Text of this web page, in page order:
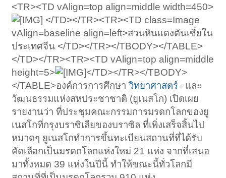
<TR><TD vAlign=top align=middle width=450>
</TD></TR><TR><TD class=Image
vAlign=baseline align=left>สวนหินแดงตันเซี๋ยใน
ประเทศจีน </TD></TR></TBODY></TABLE>
</TD></TR><TR><TD vAlign=top align=middle
height=5>
</TD></TR></TBODY>
</TABLE>องค์การการศึกษาวิทยาศาสตร์
และ
วัฒนธรรมแห่งสหประชาชาติ (ยูเนสโก) เปิดเผย
รายงานว่า ที่ประชุมคณะกรรมการมรดกโลกของยู
เนสโกที่กรุงบราซิเลียของบราซิล ที่เพิ่งเสร็จสิ้นไป
หมาดๆ ยูเนสโกทำการขึ้นทะเบียนสถานที่ที่ได้รับ
คัดเลือกเป็นมรดกโลกแห่งใหม่ 21 แห่ง จากที่เสนอ
มาทั้งหมด 39 แห่งในปีนี้ ทำให้ขณะนี้ทั่วโลกมี